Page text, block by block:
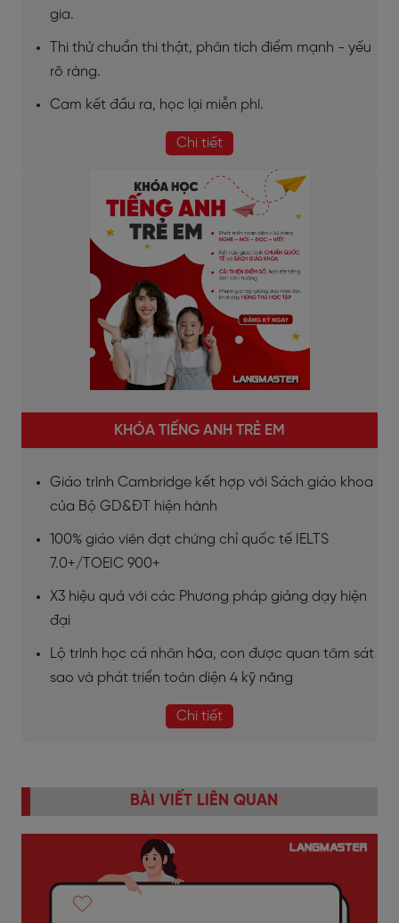
gia.
Thi thử chuẩn thi thật, phân tích điểm mạnh - yếu
rõ ràng.
Cam kết đầu ra, học lại miễn phí.
Chi tiết
KHÓA TIẾNG ANH TRẺ EM
Giáo trình Cambridge kết hợp với Sách giáo khoa
của Bộ GD&ĐT hiện hành
100% giáo viên đạt chứng chỉ quốc tế IELTS
7.0+/TOEIC 900+
X3 hiệu quả với các Phương pháp giảng dạy hiện
đại
Lộ trình học cá nhân hóa, con được quan tâm sát
sao và phát triển toàn diện 4 kỹ năng
Chi tiết
BÀI VIẾT LIÊN QUAN